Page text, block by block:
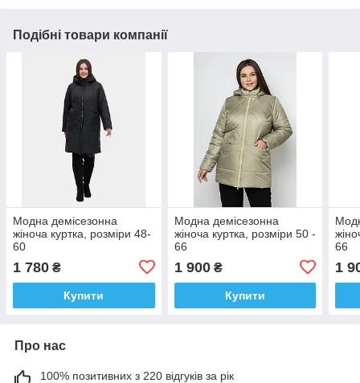
Подібні товари компанії
Модна демісезонна
жіноча куртка, розміри 48-
60
1 780 ₴
Купити
Модна демісезонна
жіноча куртка, розміри 50 -
66
1 900₴
Купити
66
1
Про нас
100% позитивних з 220 відгуків за рік